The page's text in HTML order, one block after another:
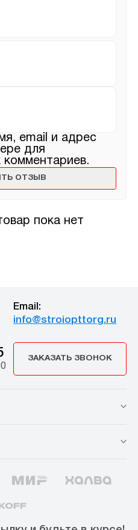
пока нет
email и адрес
для
Email:
info@stroiopttorg.ru
ЗАКАЗАТЬ ЗВОНОК